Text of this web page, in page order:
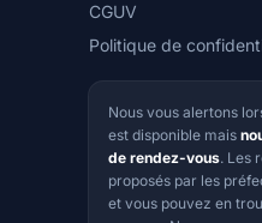
CGUV
Politique de
Nous vous alertons
est disponible mais
de rendez-vous. Les
proposés par les
et vous pouvez en